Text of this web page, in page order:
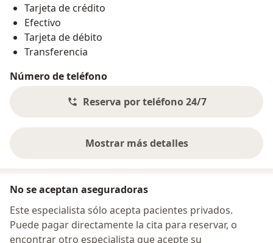
Tarjeta de crédito
Efectivo
Tarjeta de débito
Transferencia
Número de teléfono
Reserva por teléfono 24/7
Mostrar más detalles
sobre la dirección
No se aceptan aseguradoras
Este especialista sólo acepta pacientes privados.
Puede pagar directamente la cita para reservar, o
encontrar otro especialista que acepte su